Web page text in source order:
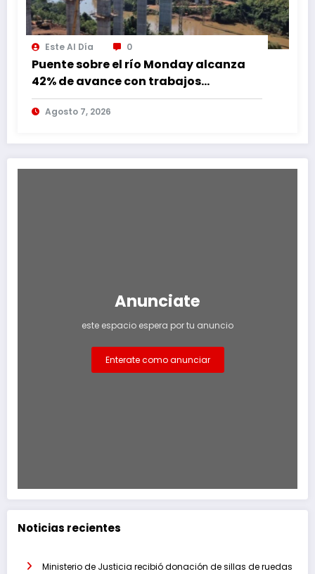
Este Al Día 0
Puente sobre el río Monday alcanza
42% de avance con trabajos
continuos
Agosto 7, 2026
Anunciate
este espacio espera por tu anuncio
Enterate como anunciar
Noticias recientes
Ministerio de Justicia recibió donación de sillas de ruedas